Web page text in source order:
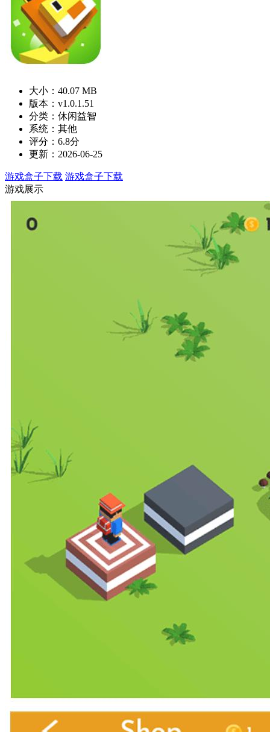
大小：40.07 MB
版本：v1.0.1.51
分类：休闲益智
系统：其他
评分：6.8分
更新：2026-06-25
游戏盒子下载 游戏盒子下载
游戏展示